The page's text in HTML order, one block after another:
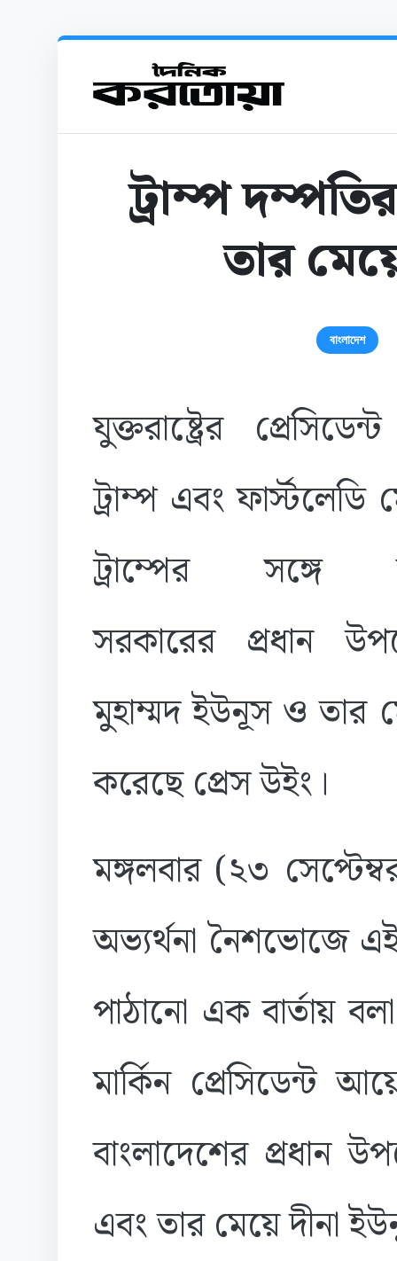
ট্রাম্প
তার
বাংলাদেশ
যুক্তরাষ্ট্রের
ট্রাম্প এবং ফার্স্টলেডি
ট্রাম্পের সঙ্গে
সরকারের প্রধান
মুহাম্মদ ইউনূস ও তার
করেছে প্রেস উইং।
মঙ্গলবার (২৩
অভ্যর্থনা নৈশভোজে
পাঠানো এক বার্তায়
মার্কিন প্রেসিডেন্ট
বাংলাদেশের প্রধান
এবং তার মেয়ে দীনা